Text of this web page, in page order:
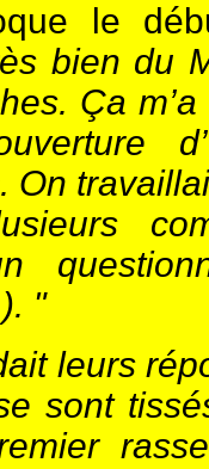
le
bien du
Ça
On
"
leurs
sont